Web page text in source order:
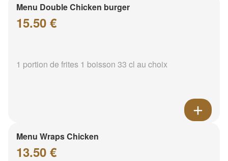
Menu Double Chicken burger
15.50 €
1 portion de frites 1 boisson 33 cl au choix
Menu Wraps Chicken
13.50 €